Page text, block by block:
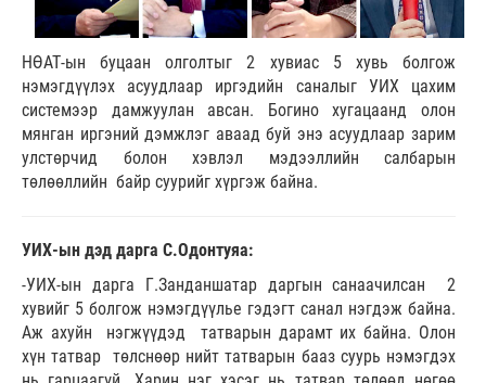
НӨАТ-ын буцаан олголтыг 2 хувиас 5 хувь болгож
нэмэгдүүлэх асуудлаар иргэдийн саналыг УИХ цахим
системээр дамжуулан авсан. Богино хугацаанд олон
мянган иргэний дэмжлэг аваад буй энэ асуудлаар зарим
улстөрчид болон хэвлэл мэдээллийн салбарын
төлөөллийн байр суурийг хүргэж байна.
УИХ-ын дэд дарга С.Одонтуяа:
-УИХ-ын дарга Г.Занданшатар даргын санаачилсан 2
хувийг 5 болгож нэмэгдүүлье гэдэгт санал нэгдэж байна.
Аж ахуйн нэгжүүдэд татварын дарамт их байна. Олон
хүн татвар төлснөөр нийт татварын бааз суурь нэмэгдэх